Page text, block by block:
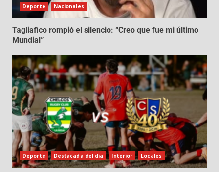
Deporte Nacionales
Tagliafico rompió el silencio: “Creo que fue mi último
Mundial”
Deporte Destacada del día Interior Locales